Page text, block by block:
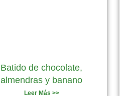
Batido de chocolate,
almendras y banano
Leer Más >>